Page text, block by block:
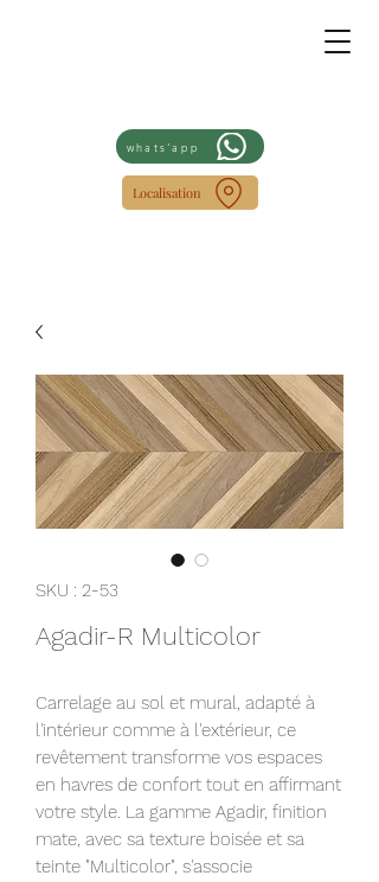
whats'app
Localisation
SKU : 2-53
Agadir-R Multicolor
Carrelage au sol et mural, adapté à
l'intérieur comme à l'extérieur, ce
revêtement transforme vos espaces
en havres de confort tout en affirmant
votre style. La gamme Agadir, finition
mate, avec sa texture boisée et sa
teinte "Multicolor", s'associe